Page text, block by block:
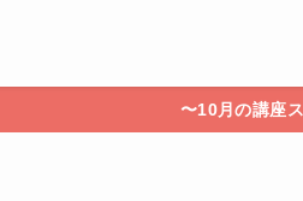
〜10月の講座